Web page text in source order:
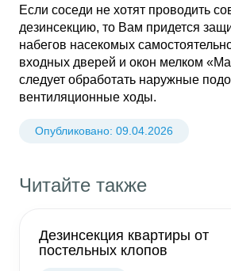
Если соседи не хотят проводить
дезинсекцию, то Вам придется
набегов насекомых
входных дверей и окон мелком
следует обработать наружные
вентиляционные ходы.
Опубликовано: 09.04.2026
Читайте также
Дезинсекция квартиры от
постельных клопов